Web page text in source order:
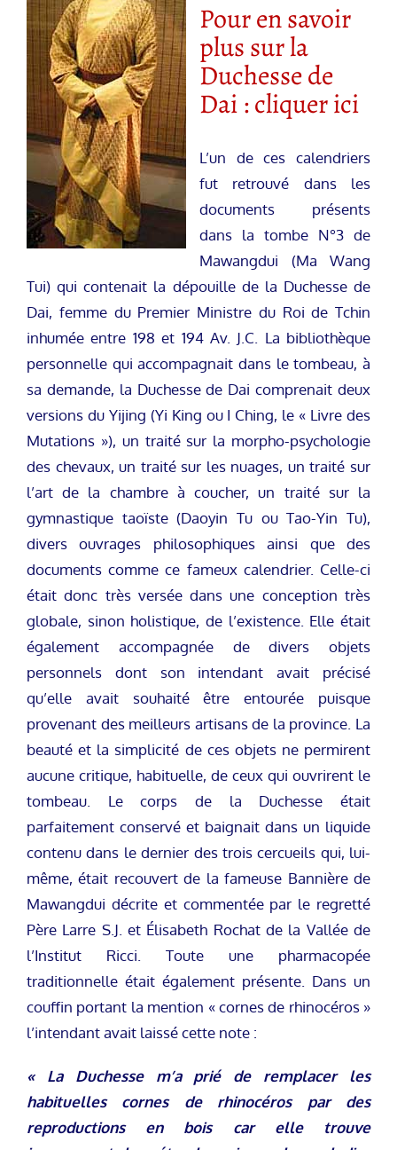
Pour en savoir
plus sur la
Duchesse de
Dai : cliquer ici
L’un de ces calendriers
fut retrouvé dans les
documents présents
dans la tombe N°3 de
Mawangdui (Ma Wang
Tui) qui contenait la dépouille de la Duchesse de
Dai, femme du Premier Ministre du Roi de Tchin
inhumée entre 198 et 194 Av. J.C. La bibliothèque
personnelle qui accompagnait dans le tombeau, à
sa demande, la Duchesse de Dai comprenait deux
versions du Yijing (Yi King ou I Ching, le « Livre des
Mutations »), un traité sur la morpho-psychologie
des chevaux, un traité sur les nuages, un traité sur
l’art de la chambre à coucher, un traité sur la
gymnastique taoïste (Daoyin Tu ou Tao-Yin Tu),
divers ouvrages philosophiques ainsi que des
documents comme ce fameux calendrier. Celle-ci
était donc très versée dans une conception très
globale, sinon holistique, de l’existence. Elle était
également accompagnée de divers objets
personnels dont son intendant avait précisé
qu’elle avait souhaité être entourée puisque
provenant des meilleurs artisans de la province. La
beauté et la simplicité de ces objets ne permirent
aucune critique, habituelle, de ceux qui ouvrirent le
tombeau. Le corps de la Duchesse était
parfaitement conservé et baignait dans un liquide
contenu dans le dernier des trois cercueils qui, lui-
même, était recouvert de la fameuse Bannière de
Mawangdui décrite et commentée par le regretté
Père Larre S.J. et Élisabeth Rochat de la Vallée de
l’Institut Ricci. Toute une pharmacopée
traditionnelle était également présente. Dans un
couffin portant la mention « cornes de rhinocéros »
l’intendant avait laissé cette note :
« La Duchesse m’a prié de remplacer les
habituelles cornes de rhinocéros par des
reproductions en bois car elle trouve